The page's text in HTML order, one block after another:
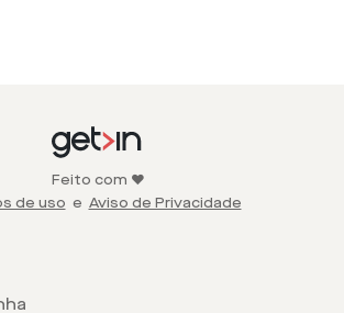
Feito com ❤️
de uso e Aviso de Privacidade